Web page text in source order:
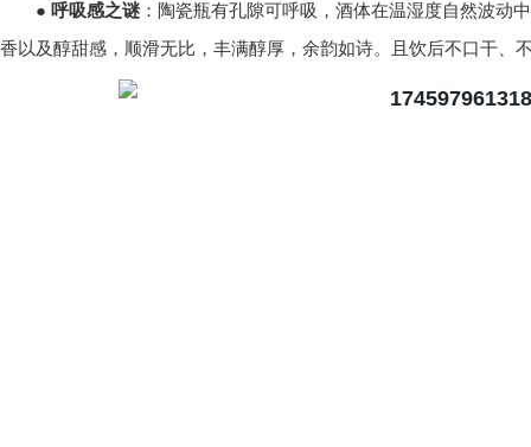
● 呼吸感之谜 ：陶瓷瓶有孔隙可呼吸，酒体在温湿度自然波动
香以及醇甜感，顺滑无比，丰满醇厚，余韵如诗。且饮后不口干、